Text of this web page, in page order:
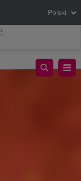
Polski
w Polsce -